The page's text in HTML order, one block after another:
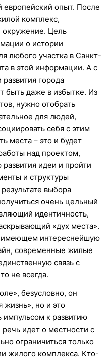
европейский опыт. После
комплекс,
окружение. Цель
о истории
любого участка в Санкт-
в этой информации. А с
города
быть даже в избытке. Из
нужно отобрать
для людей,
себя с этим
места – это и будет
над проектом,
идеи и пройти
и структуры
выбора
очень цельный
идентичность,
«дух места».
имеющем интереснейшую
современные жилые
связь с
не всегда.
безусловно, он
жизнь», но и это
импульсом к развитию
идет о местности с
ограничиться только
жилого комплекса. Кто-